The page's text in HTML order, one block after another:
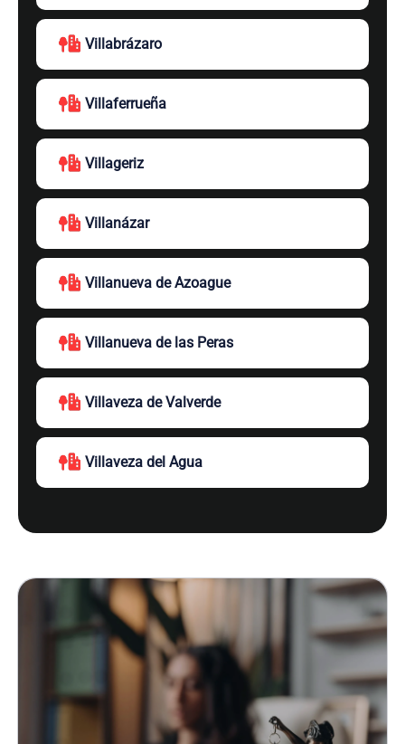
Villabrázaro
Villaferrueña
Villageriz
Villanázar
Villanueva de Azoague
Villanueva de las Peras
Villaveza de Valverde
Villaveza del Agua